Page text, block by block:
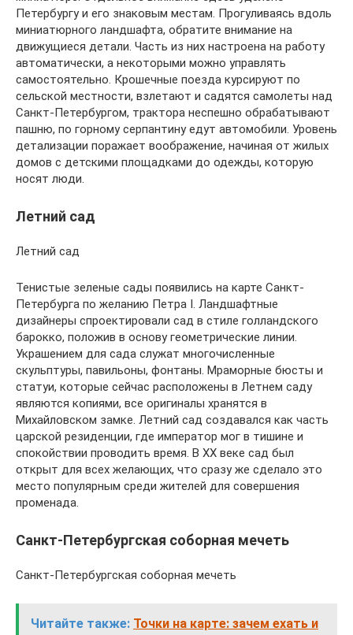
Петербургу и его знаковым местам. Прогуливаясь вдоль
миниатюрного ландшафта, обратите внимание на
движущиеся детали. Часть из них настроена на работу
автоматически, а некоторыми можно управлять
самостоятельно. Крошечные поезда курсируют по
сельской местности, взлетают и садятся самолеты над
Санкт-Петербургом, трактора неспешно обрабатывают
пашню, по горному серпантину едут автомобили. Уровень
детализации поражает воображение, начиная от жилых
домов с детскими площадками до одежды, которую
носят люди.
Летний сад
Летний сад
Тенистые зеленые сады появились на карте Санкт-
Петербурга по желанию Петра I. Ландшафтные
дизайнеры спроектировали сад в стиле голландского
барокко, положив в основу геометрические линии.
Украшением для сада служат многочисленные
скульптуры, павильоны, фонтаны. Мраморные бюсты и
статуи, которые сейчас расположены в Летнем саду
являются копиями, все оригиналы хранятся в
Михайловском замке. Летний сад создавался как часть
царской резиденции, где император мог в тишине и
спокойствии проводить время. В XX веке сад был
открыт для всех желающих, что сразу же сделало это
место популярным среди жителей для совершения
променада.
Санкт-Петербургская соборная мечеть
Санкт-Петербургская соборная мечеть
Читайте также: Точки на карте: зачем ехать и